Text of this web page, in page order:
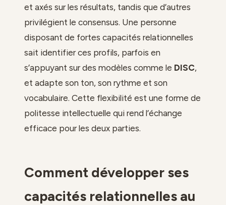
et axés sur les résultats, tandis que d’autres
privilégient le consensus. Une personne
disposant de fortes capacités relationnelles
sait identifier ces profils, parfois en
s’appuyant sur des modèles comme le DISC,
et adapte son ton, son rythme et son
vocabulaire. Cette flexibilité est une forme de
politesse intellectuelle qui rend l’échange
efficace pour les deux parties.
Comment développer ses
capacités relationnelles au